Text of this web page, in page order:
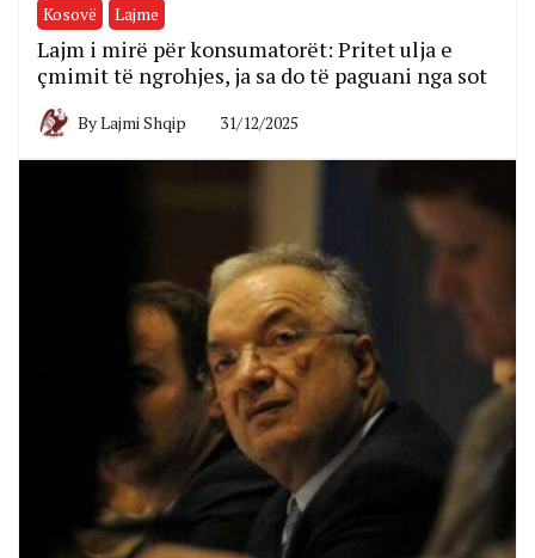
Kosovë Lajme
Lajm i mirë për konsumatorët: Pritet ulja e
çmimit të ngrohjes, ja sa do të paguani nga sot
ByLajmi Shqip 31/12/2025